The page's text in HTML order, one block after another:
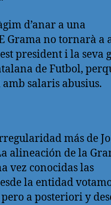
d’anar a una
Grama no tornarà a
president i la seva
de Futbol,
salaris abusius.
más de
alineación de la
vez conocidas las
la entidad
a posteriori y